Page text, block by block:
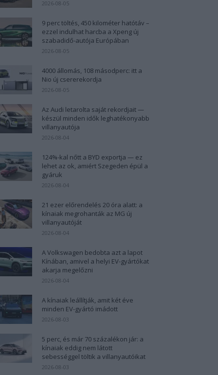
2026-08-05
9 perc töltés, 450 kilométer hatótáv –
ezzel indulhat harcba a Xpeng új
szabadidő-autója Európában
2026-08-05
4000 állomás, 108 másodperc: itt a
Nio új csererekordja
2026-08-05
Az Audi letarolta saját rekordjait —
készül minden idők leghatékonyabb
villanyautója
2026-08-04
124%-kal nőtt a BYD exportja — ez
lehet az ok, amiért Szegeden épül a
gyáruk
2026-08-04
21 ezer előrendelés 20 óra alatt: a
kínaiak megrohanták az MG új
villanyautóját
2026-08-04
A Volkswagen bedobta azt a lapot
Kínában, amivel a helyi EV-gyártókat
akarja megelőzni
2026-08-04
A kínaiak leállítják, amit két éve
minden EV-gyártó imádott
2026-08-03
5 perc, és már 70 százalékon jár: a
kínaiak eddig nem látott
sebességgel töltik a villanyautóikat
2026-08-03